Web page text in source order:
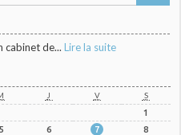
cabinet de... Lire la suite
J V S
1
5 6 7
8